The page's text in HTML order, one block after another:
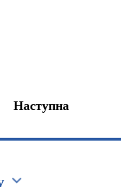
Наступна